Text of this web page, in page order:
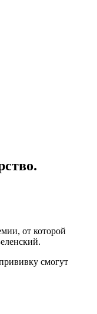
от которой
смогут